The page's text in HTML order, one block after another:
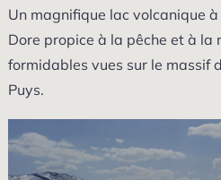
Un magnifique lac volcanique
Dore propice à la pêche et à la
formidables vues sur le massif
Puys.